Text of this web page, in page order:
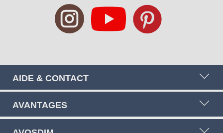
AIDE & CONTACT
AVANTAGES